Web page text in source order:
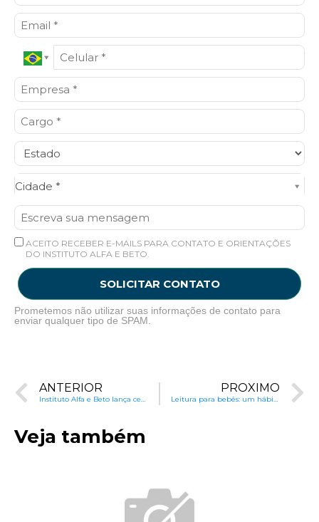
Cidade *
Cidade*
ACEITO RECEBER E-MAILS PARA CONTATO E ORIENTAÇÕES
DO INSTITUTO ALFA E BETO.
SOLICITAR CONTATO
Prometemos não utilizar suas informações de contato para
enviar qualquer tipo de SPAM.
ANTERIOR PRÓXIMO
Veja também